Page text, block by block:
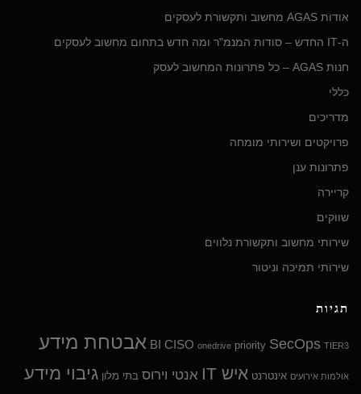
אודות AGAS מחשוב ותקשורת לעסקים
ה-IT החדש – סודות המנמ"ר ומה חדש בתחום מחשוב לעסקים
חנות AGAS – כל פתרונות המחשוב לעסק
כללי
מדריכים
פרויקטים ושירותי מומחה
פתרונות ענן
קריירה
שווקים
שירותי מחשוב ותקשורת נלווים
שירותי תמיכה וניטור
תגיות
BI CISO onedrive priority SecOps TIER3 אבטחת מידע
אולמות אירועים אינטרנט איש IT אנטי וירוס בתי מלון גיבוי מידע